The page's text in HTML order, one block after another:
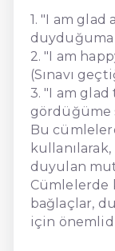
1. "I am
duyduğuma
2. "I am
(Sınavı
3. "I am glad
gördüğüme
Bu
duyulan
Cümlelerde
bağlaçlar,
için